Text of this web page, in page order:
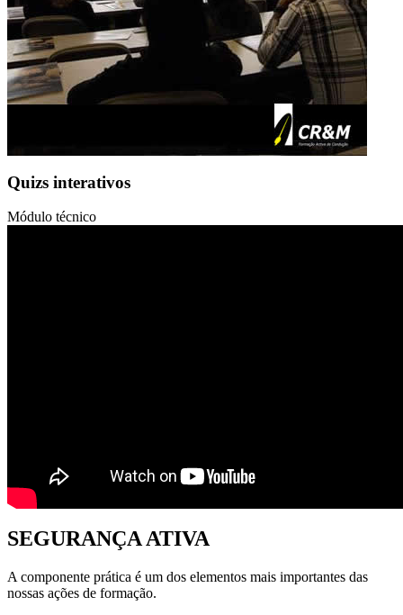
Quizs interativos
Módulo técnico
SEGURANÇA ATIVA
A componente prática é um dos elementos mais importantes das
nossas ações de formação.